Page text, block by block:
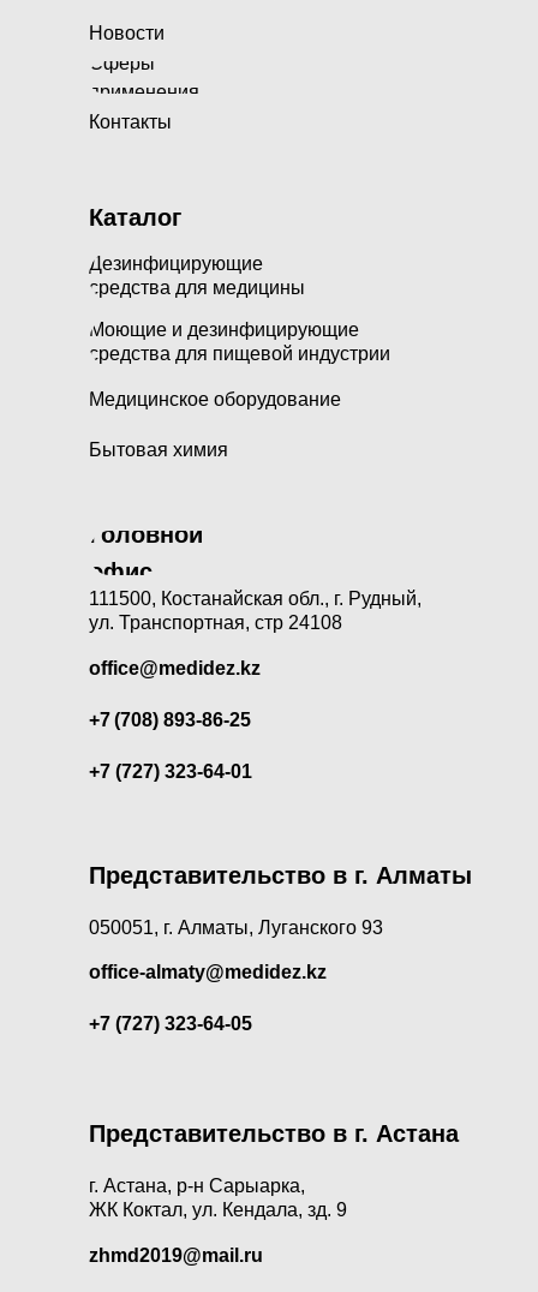
111500, Костанайская обл., г. Рудный,
ул. Транспортная, стр 24108
г. Астана, р-н Сарыарка,
ЖК Коктал, ул. Кендала, зд. 9
Дезинфицирующие
средства для медицины
Каталог
Новости
Моющие и дезинфицирующие
средства для пищевой индустрии
Сферы
применения
Медицинское оборудование
Контакты
+7 (708) 893-86-25
+7 (727) 323-64-01
Бытовая химия
Головной
офис
Представительство в г. Астана
zhmd2019@mail.ru
office-almaty@medidez.kz
Представительство в г. Алматы
+7 (727) 323-64-05
050051, г. Алматы, Луганского 93
office@medidez.kz